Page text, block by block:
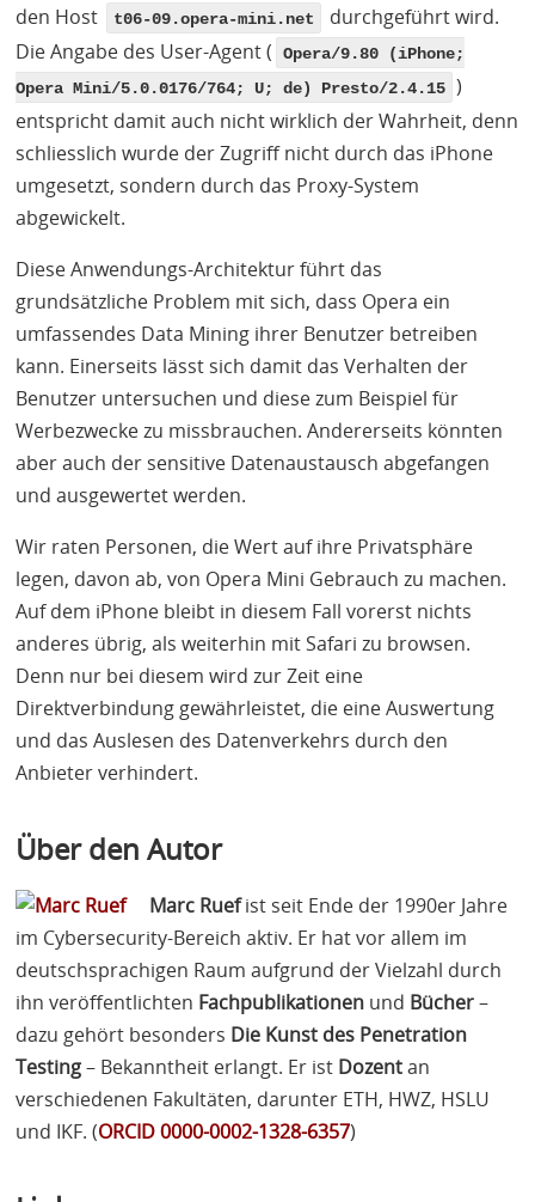
den Host
t06-09.opera-mini.net
durchgeführt wird.
Die Angabe des User-Agent (
Opera/9.80 (iPhone;
Opera Mini/5.0.0176/764; U; de) Presto/2.4.15 )
entspricht damit auch nicht wirklich der Wahrheit, denn
schliesslich wurde der Zugriff nicht durch das iPhone
umgesetzt, sondern durch das Proxy-System
abgewickelt.
Diese Anwendungs-Architektur führt das
grundsätzliche Problem mit sich, dass Opera ein
umfassendes Data Mining ihrer Benutzer betreiben
kann. Einerseits lässt sich damit das Verhalten der
Benutzer untersuchen und diese zum Beispiel für
Werbezwecke zu missbrauchen. Andererseits könnten
aber auch der sensitive Datenaustausch abgefangen
und ausgewertet werden.
Wir raten Personen, die Wert auf ihre Privatsphäre
legen, davon ab, von Opera Mini Gebrauch zu machen.
Auf dem iPhone bleibt in diesem Fall vorerst nichts
anderes übrig, als weiterhin mit Safari zu browsen.
Denn nur bei diesem wird zur Zeit eine
Direktverbindung gewährleistet, die eine Auswertung
und das Auslesen des Datenverkehrs durch den
Anbieter verhindert.
Über den Autor
Marc Ruefist seit Ende der 1990er Jahre
im Cybersecurity-Bereich aktiv. Er hat vor allem im
deutschsprachigen Raum aufgrund der Vielzahl durch
ihn veröffentlichten Fachpublikationen und Bücher–
dazu gehört besonders Die Kunst des Penetration
Testing– Bekanntheit erlangt. Er ist Dozentan
verschiedenen Fakultäten, darunter ETH, HWZ, HSLU
und IKF. (ORCID0000-0002-1328-6357)